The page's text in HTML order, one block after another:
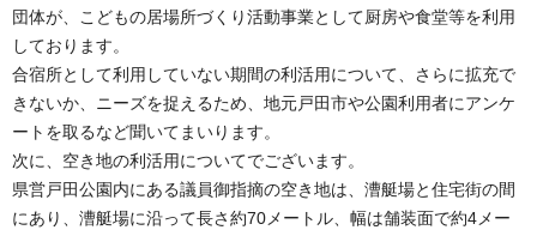
団体が、こどもの居場所づくり活動事業として厨房や食堂等を利用
しております。
合宿所として利用していない期間の利活用について、さらに拡充で
きないか、ニーズを捉えるため、地元戸田市や公園利用者にアンケ
ートを取るなど聞いてまいります。
次に、空き地の利活用についてでございます。
県営戸田公園内にある議員御指摘の空き地は、漕艇場と住宅街の間
にあり、漕艇場に沿って長さ約70メートル、幅は舗装面で約4メー